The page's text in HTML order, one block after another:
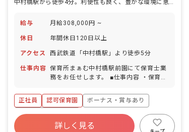
給与 月給308,000円 ~
休日 年間休日120日以上
アクセス 西武鉄道「中村橋駅」より徒歩5分
仕事内容 保育所まぁむ中村橋駅前園にて保育士業
務をお任せします。 ■仕事内容 ・保育園
は研修だけではなく、新人さん向けのメ
ンター制度も整えています。取り組みの
1つとして、園長先生のほかに「エリア
園長」が各園を定期的に巡回していま
正社員 認可保育園
ボーナス・賞与あり
年間休日120日以上
寮・住宅・家賃補助あり
社会保険完備
詳しく見る